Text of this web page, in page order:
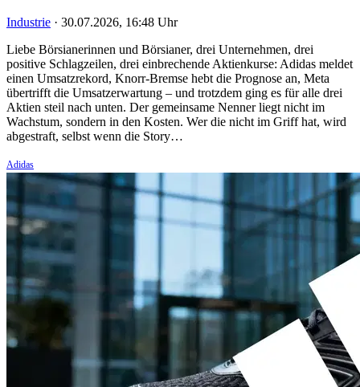
Industrie · 30.07.2026, 16:48 Uhr
Liebe Börsianerinnen und Börsianer, drei Unternehmen, drei
positive Schlagzeilen, drei einbrechende Aktienkurse: Adidas meldet
einen Umsatzrekord, Knorr-Bremse hebt die Prognose an, Meta
übertrifft die Umsatzerwartung – und trotzdem ging es für alle drei
Aktien steil nach unten. Der gemeinsame Nenner liegt nicht im
Wachstum, sondern in den Kosten. Wer die nicht im Griff hat, wird
abgestraft, selbst wenn die Story…
Adidas